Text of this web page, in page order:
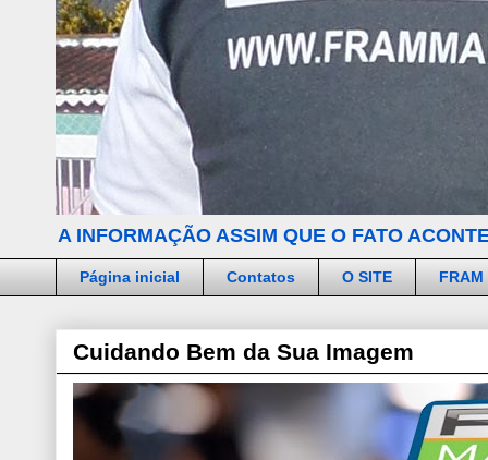
A INFORMAÇÃO ASSIM QUE O FATO
Página inicial Contatos O SITE FRAM
Cuidando Bem da Sua Imagem